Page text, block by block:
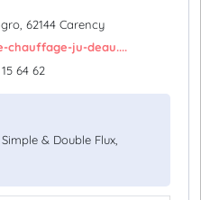
62144 Carency
chauffage-ju-deau....
64 62
& Double Flux,